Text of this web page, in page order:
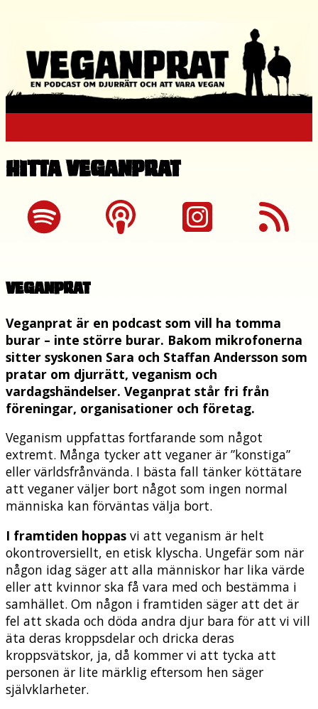
Hitta Veganprat
Veganprat
Veganprat är en podcast som vill ha tomma
burar – inte större burar. Bakom mikrofonerna
sitter syskonen Sara och Staffan Andersson som
pratar om djurrätt, veganism och
vardagshändelser. Veganprat står fri från
föreningar, organisationer och företag.
Veganism uppfattas fortfarande som något
extremt. Många tycker att veganer är ”konstiga”
eller världsfrånvända. I bästa fall tänker köttätare
att veganer väljer bort något som ingen normal
människa kan förväntas välja bort.
I framtiden hoppas vi att veganism är helt
okontroversiellt, en etisk klyscha. Ungefär som när
någon idag säger att alla människor har lika värde
eller att kvinnor ska få vara med och bestämma i
samhället. Om någon i framtiden säger att det är
fel att skada och döda andra djur bara för att vi vill
äta deras kroppsdelar och dricka deras
kroppsvätskor, ja, då kommer vi att tycka att
personen är lite märklig eftersom hen säger
självklarheter.